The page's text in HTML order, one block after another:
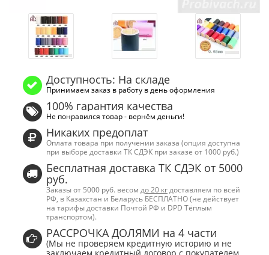
Доступность: На складе
Принимаем заказ в работу в день оформления
100% гарантия качества
Не понравился товар - вернём деньги!
Никаких предоплат
Оплата товара при получении заказа (опция доступна
при выборе доставки ТК СДЭК при заказе от 1000 руб.)
Бесплатная доставка ТК СДЭК от 5000
руб.
Заказы от 5000 руб. весом до 20 кг доставляем по всей
РФ, в Казахстан и Беларусь БЕСПЛАТНО (не действует
на тарифы доставки Почтой РФ и DPD Тёплым
транспортом).
РАССРОЧКА ДОЛЯМИ на 4 части
(Мы не проверяем кредитную историю и не